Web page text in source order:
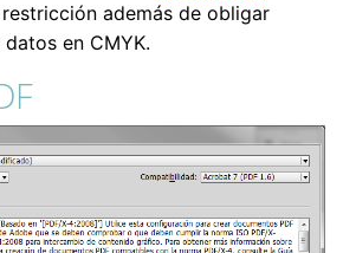
además de obligar
en CMYK.